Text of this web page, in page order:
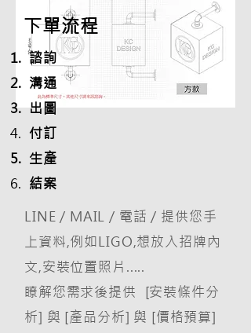
​下單流程
諮詢
溝通
出圖
付訂
生產
結案
LINE / MAIL / 電話 / 提供您手
上資料,例如LIGO,想放入招牌內
文,安裝位置照片.....
瞭解您需求後提供 [安裝條件分
析] 與 [產品分析] 與 [價格預算]